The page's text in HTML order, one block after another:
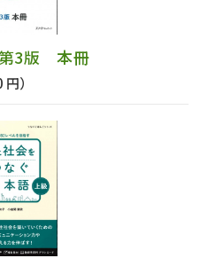
第3版 本冊
）